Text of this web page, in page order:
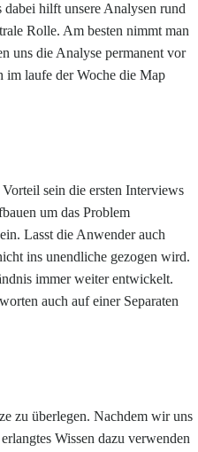
hilft unsere Analysen rund
Rolle. Am besten nimmt man
uns die Analyse permanent vor
im laufe der Woche die Map
sein die ersten Interviews
um das Problem
Lasst die Anwender auch
ins unendliche gezogen wird.
immer weiter entwickelt.
auch auf einer Separaten
zu überlegen. Nachdem wir uns
Wissen dazu verwenden